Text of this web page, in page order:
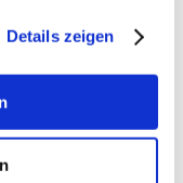
Details zeigen
Ziel einer